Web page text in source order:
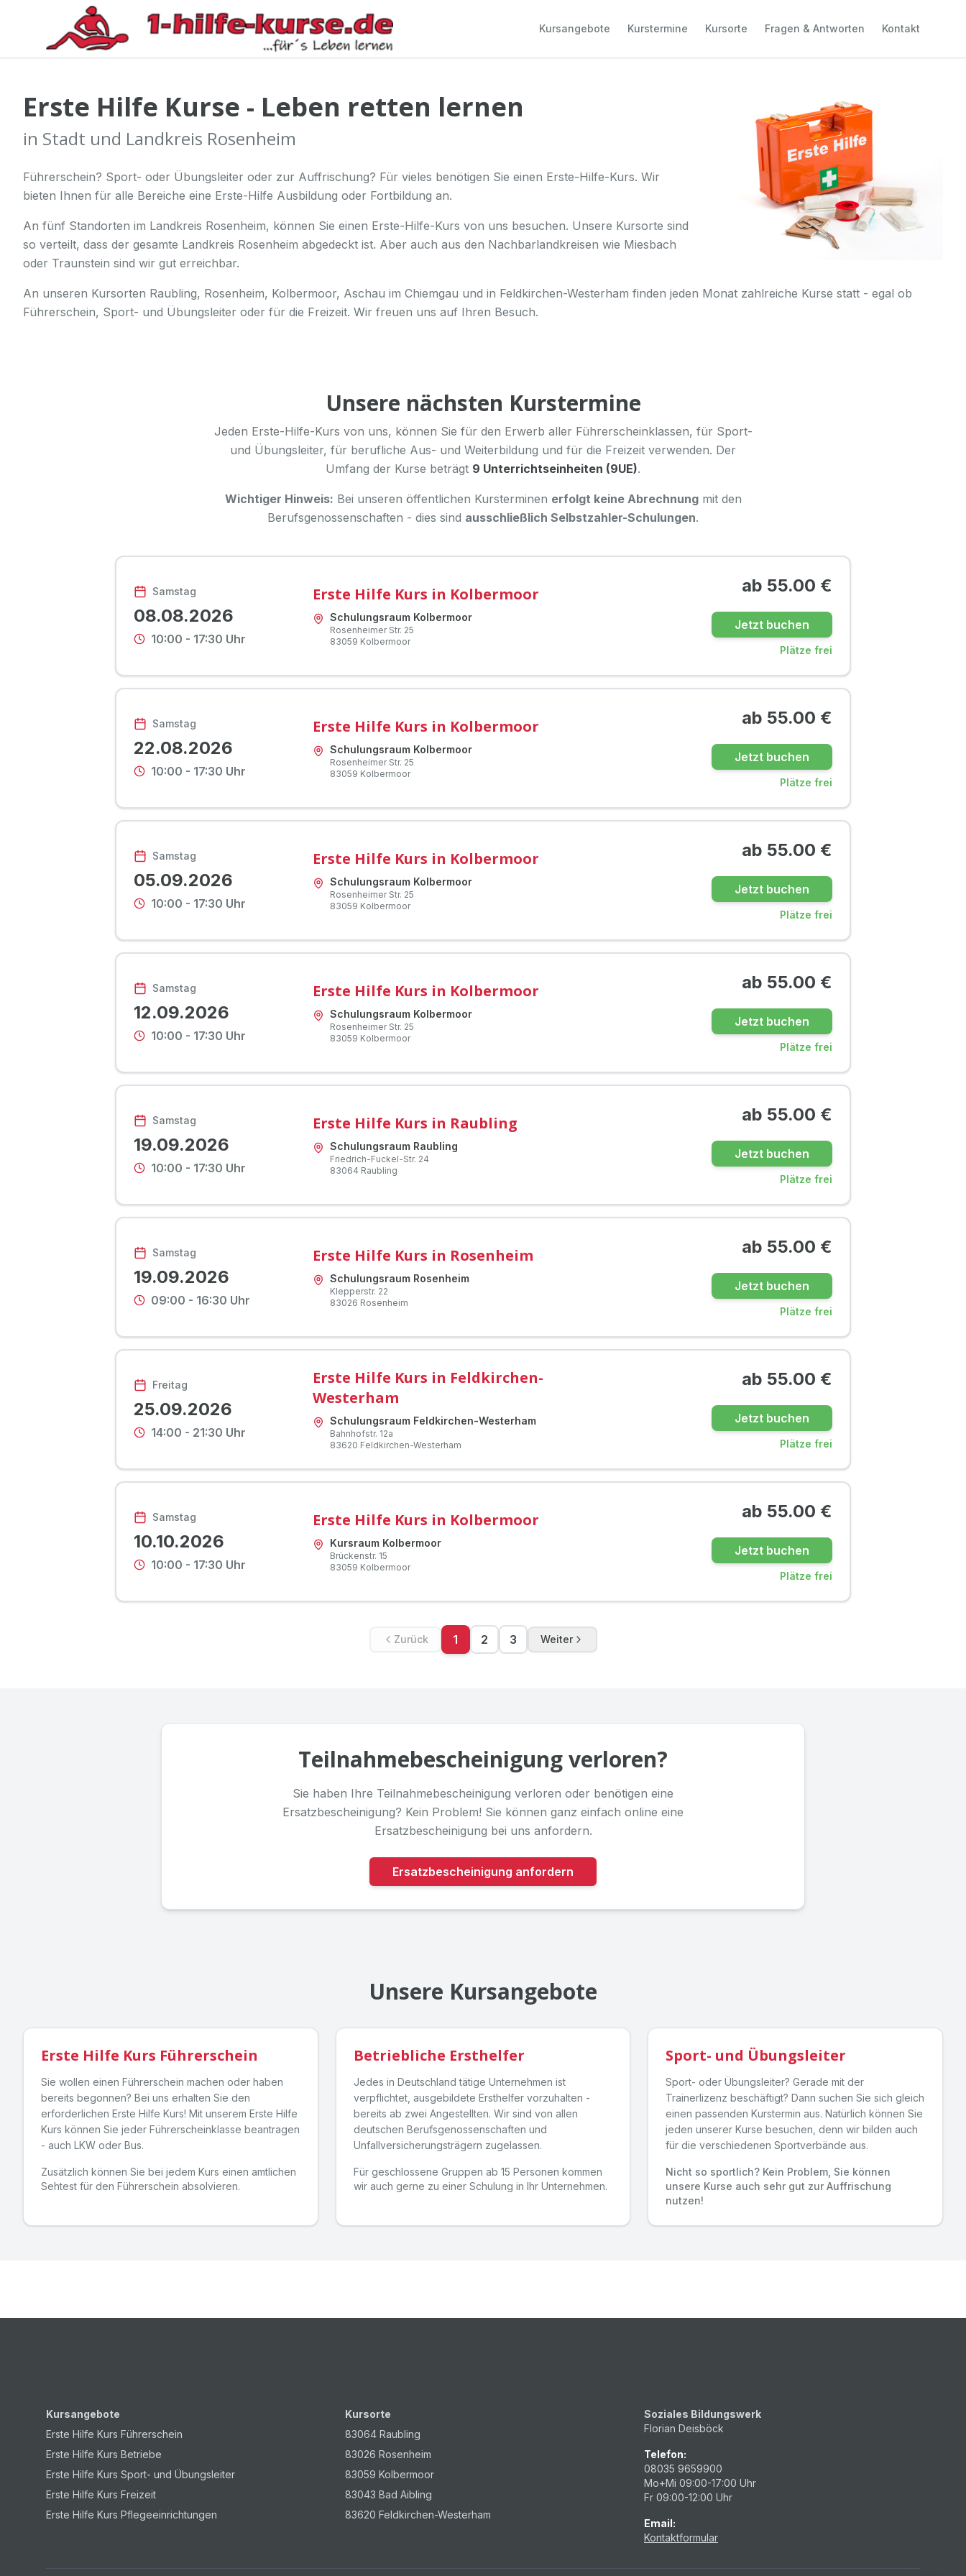
Kursangebote Kurstermine Kursorte Fragen & Antworten Kontakt
Erste Hilfe Kurse - Leben retten lernen
in Stadt und Landkreis Rosenheim
Führerschein? Sport- oder Übungsleiter oder zur Auffrischung? Für vieles benötigen Sie einen Erste-Hilfe-Kurs. Wir
bieten Ihnen für alle Bereiche eine Erste-Hilfe Ausbildung oder Fortbildung an.
An fünf Standorten im Landkreis Rosenheim, können Sie einen Erste-Hilfe-Kurs von uns besuchen. Unsere Kursorte sind
so verteilt, dass der gesamte Landkreis Rosenheim abgedeckt ist. Aber auch aus den Nachbarlandkreisen wie Miesbach
oder Traunstein sind wir gut erreichbar.
An unseren Kursorten Raubling, Rosenheim, Kolbermoor, Aschau im Chiemgau und in Feldkirchen-Westerham finden jeden Monat zahlreiche Kurse statt - egal ob
Führerschein, Sport- und Übungsleiter oder für die Freizeit. Wir freuen uns auf Ihren Besuch.
Unsere nächsten Kurstermine
Jeden Erste-Hilfe-Kurs von uns, können Sie für den Erwerb aller Führerscheinklassen, für Sport-
und Übungsleiter, für berufliche Aus- und Weiterbildung und für die Freizeit verwenden. Der
Umfang der Kurse beträgt 9 Unterrichtseinheiten (9UE).
Wichtiger Hinweis: Bei unseren öffentlichen Kursterminen erfolgt keine Abrechnungmit den
Berufsgenossenschaften - dies sind ausschließlich Selbstzahler-Schulungen.
Samstag
08.08.2026
10:00 - 17:30 Uhr
Erste Hilfe Kurs in Kolbermoor
Schulungsraum Kolbermoor
Rosenheimer Str. 25
83059 Kolbermoor
ab 55.00 €
Jetzt buchen
Plätze frei
Samstag
22.08.2026
10:00 - 17:30 Uhr
Erste Hilfe Kurs in Kolbermoor
Schulungsraum Kolbermoor
Rosenheimer Str. 25
83059 Kolbermoor
ab 55.00 €
Jetzt buchen
Plätze frei
Samstag
05.09.2026
10:00 - 17:30 Uhr
Erste Hilfe Kurs in Kolbermoor
Schulungsraum Kolbermoor
Rosenheimer Str. 25
83059 Kolbermoor
ab 55.00 €
Jetzt buchen
Plätze frei
Samstag
12.09.2026
10:00 - 17:30 Uhr
Erste Hilfe Kurs in Kolbermoor
Schulungsraum Kolbermoor
Rosenheimer Str. 25
83059 Kolbermoor
ab 55.00 €
Jetzt buchen
Plätze frei
Samstag
19.09.2026
10:00 - 17:30 Uhr
Erste Hilfe Kurs in Raubling
Schulungsraum Raubling
Friedrich-Fuckel-Str. 24
83064 Raubling
ab 55.00 €
Jetzt buchen
Plätze frei
Samstag
19.09.2026
09:00 - 16:30 Uhr
Erste Hilfe Kurs in Rosenheim
Schulungsraum Rosenheim
Klepperstr. 22
83026 Rosenheim
ab 55.00 €
Jetzt buchen
Plätze frei
Freitag
25.09.2026
14:00 - 21:30 Uhr
Erste Hilfe Kurs in Feldkirchen-
Westerham
Schulungsraum Feldkirchen-Westerham
Bahnhofstr. 12a
83620 Feldkirchen-Westerham
ab 55.00 €
Jetzt buchen
Plätze frei
Samstag
10.10.2026
10:00 - 17:30 Uhr
Erste Hilfe Kurs in Kolbermoor
Kursraum Kolbermoor
Brückenstr. 15
83059 Kolbermoor
ab 55.00 €
Jetzt buchen
Plätze frei
Zurück 1 2 3 Weiter
Teilnahmebescheinigung verloren?
Sie haben Ihre Teilnahmebescheinigung verloren oder benötigen eine
Ersatzbescheinigung? Kein Problem! Sie können ganz einfach online eine
Ersatzbescheinigung bei uns anfordern.
Ersatzbescheinigung anfordern
Unsere Kursangebote
Erste Hilfe Kurs Führerschein
Sie wollen einen Führerschein machen oder haben
bereits begonnen? Bei uns erhalten Sie den
erforderlichen Erste Hilfe Kurs! Mit unserem Erste Hilfe
Kurs können Sie jeder Führerscheinklasse beantragen
- auch LKW oder Bus.
Zusätzlich können Sie bei jedem Kurs einen amtlichen
Sehtest für den Führerschein absolvieren.
Betriebliche Ersthelfer
Jedes in Deutschland tätige Unternehmen ist
verpflichtet, ausgebildete Ersthelfer vorzuhalten -
bereits ab zwei Angestellten. Wir sind von allen
deutschen Berufsgenossenschaften und
Unfallversicherungsträgern zugelassen.
Für geschlossene Gruppen ab 15 Personen kommen
wir auch gerne zu einer Schulung in Ihr Unternehmen.
Sport- und Übungsleiter
Sport- oder Übungsleiter? Gerade mit der
Trainerlizenz beschäftigt? Dann suchen Sie sich gleich
einen passenden Kurstermin aus. Natürlich können Sie
jeden unserer Kurse besuchen, denn wir bilden auch
für die verschiedenen Sportverbände aus.
Nicht so sportlich? Kein Problem, Sie können
unsere Kurse auch sehr gut zur Auffrischung
nutzen!
Kursangebote
Erste Hilfe Kurs Führerschein
Erste Hilfe Kurs Betriebe
Erste Hilfe Kurs Sport- und Übungsleiter
Erste Hilfe Kurs Freizeit
Erste Hilfe Kurs Pflegeeinrichtungen
Kursorte
83064 Raubling
83026 Rosenheim
83059 Kolbermoor
83043 Bad Aibling
83620 Feldkirchen-Westerham
Soziales Bildungswerk
Florian Deisböck
Telefon:
08035 9659900
Mo+Mi 09:00-17:00 Uhr
Fr 09:00-12:00 Uhr
Email:
Kontaktformular